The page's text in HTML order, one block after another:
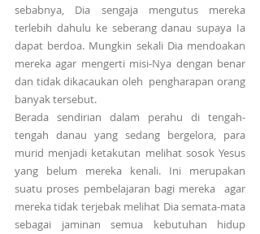
sebabnya, Dia sengaja mengutus mereka
terlebih dahulu ke seberang danau supaya Ia
dapat berdoa. Mungkin sekali Dia mendoakan
mereka agar mengerti misi-Nya dengan benar
dan tidak dikacaukan oleh  pengharapan orang
banyak tersebut.
Berada sendirian dalam perahu di tengah-
tengah danau yang sedang bergelora, para
murid menjadi ketakutan melihat sosok Yesus
yang belum mereka kenali. Ini merupakan
suatu proses pembelajaran bagi mereka  agar
mereka tidak terjebak melihat Dia semata-mata
sebagai jaminan semua kebutuhan hidup